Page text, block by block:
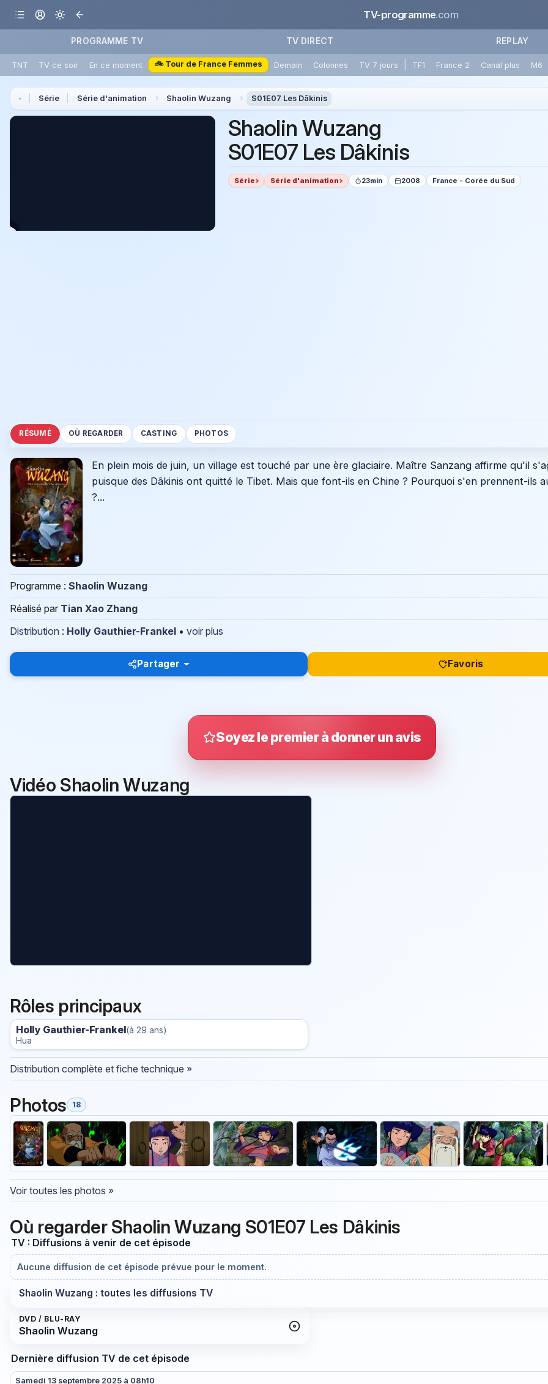
TV-programme.com
PROGRAMME TV TV DIRECT REPLAY
TNT TV ce soir En ce moment 🚲 Tour de France Femmes Demain Colonnes TV 7 jours TF1 France 2 Canal plus M6
Série Série d'animation Shaolin Wuzang S01E07 Les Dâkinis
Shaolin Wuzang
S01E07 Les Dâkinis
Série Série d'animation 23min 2008 France - Corée du Sud
RÉSUMÉ OÙ REGARDER CASTING PHOTOS
En plein mois de juin, un village est touché par une ère glaciaire. Maître Sanzang affirme qu'il
puisque des Dâkinis ont quitté le Tibet. Mais que font-ils en Chine ? Pourquoi s'en prennent-ils
?...
Programme : Shaolin Wuzang
Réalisé par Tian Xao Zhang
Distribution : Holly Gauthier-Frankel • voir plus
Partager Favoris
Soyez le premier à donner un avis
Vidéo Shaolin Wuzang
Rôles principaux
Holly Gauthier-Frankel(à 29 ans)
Hua
Distribution complète et fiche technique »
Photos 18
Voir toutes les photos »
Où regarder Shaolin Wuzang S01E07 Les Dâkinis
TV : Diffusions à venir de cet épisode
Aucune diffusion de cet épisode prévue pour le moment.
Shaolin Wuzang : toutes les diffusions TV
DVD / BLU-RAY
Shaolin Wuzang
Dernière diffusion TV de cet épisode
Samedi 13 septembre 2025 à 08h10